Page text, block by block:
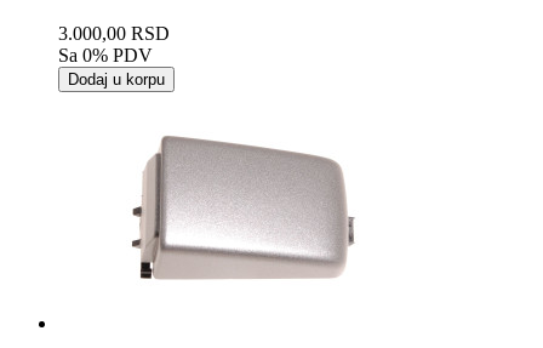
3.000,00 RSD
Sa 0% PDV
Dodaj u korpu